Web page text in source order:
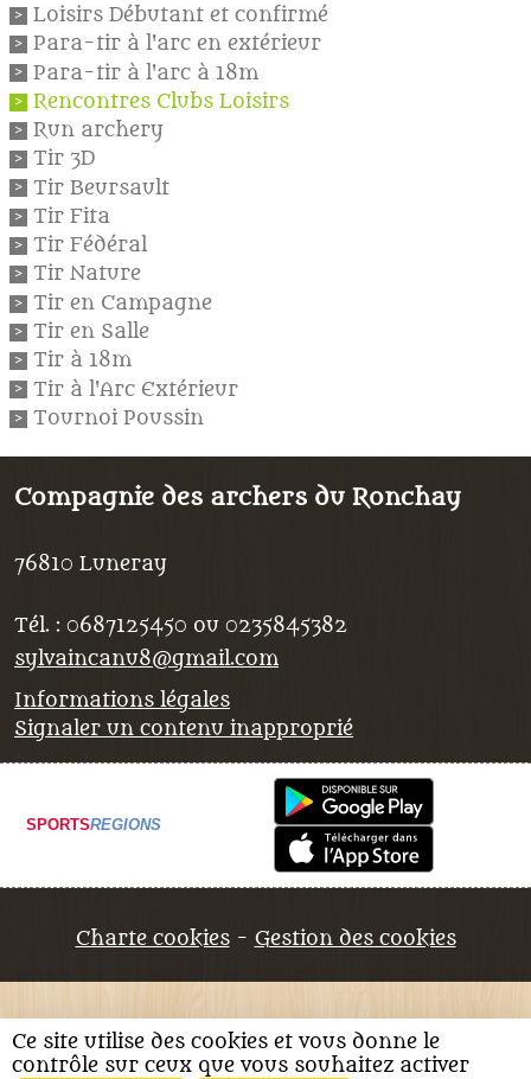
Loisirs Débutant et confirmé
Para-tir à l'arc en extérieur
Para-tir à l'arc à 18m
Rencontres Clubs Loisirs
Run archery
Tir 3D
Tir Beursault
Tir Fita
Tir Fédéral
Tir Nature
Tir en Campagne
Tir en Salle
Tir à 18m
Tir à l'Arc Extérieur
Tournoi Poussin
Compagnie des archers du Ronchay
76810 Luneray
Tél. : 0687125450 ou 0235845382
sylvaincanu8@gmail.com
Informations légales
Signaler un contenu inapproprié
SPORTSREGIONS
Charte cookies Gestion des cookies
Ce site utilise des cookies et vous donne le
contrôle sur ceux que vous souhaitez activer